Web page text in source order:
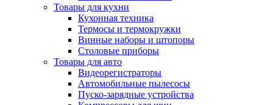
Товары для кухни
Кухонная техника
Термосы и термокружки
Винные наборы и штопоры
Столовые приборы
Товары для авто
Видеорегистраторы
Автомобильные пылесосы
Пуско-зарядные устройства